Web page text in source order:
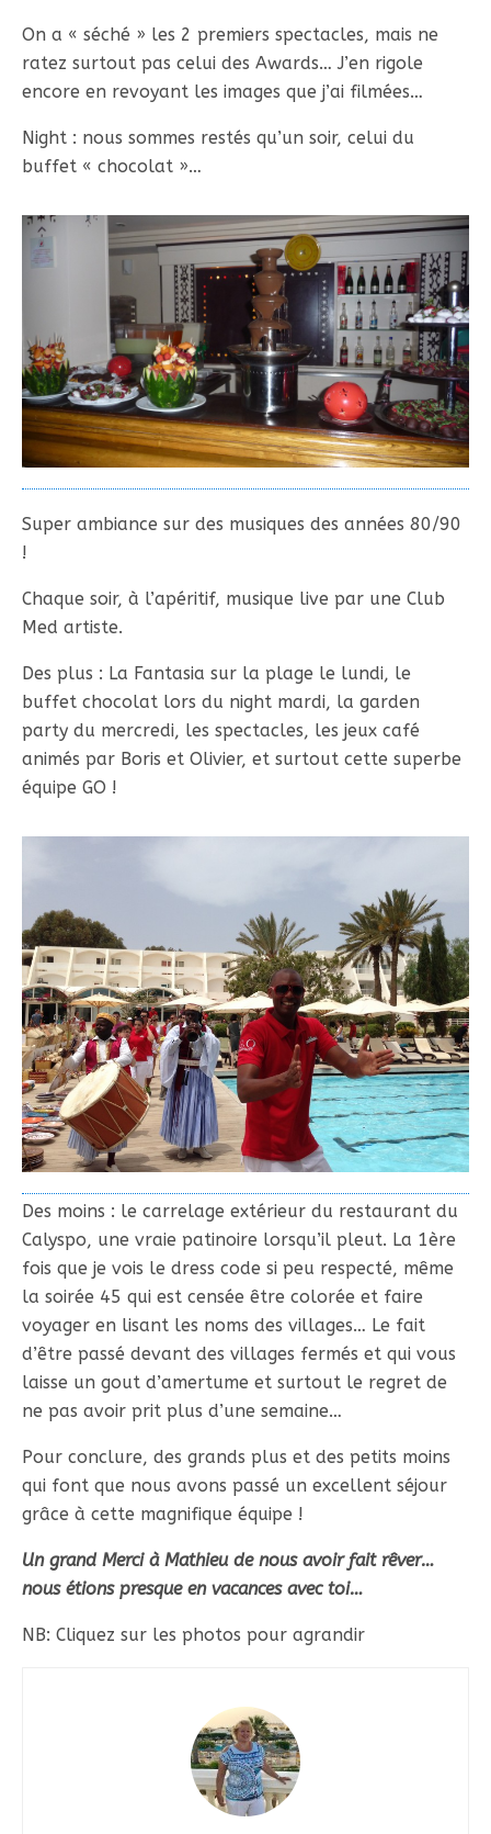
On a « séché » les 2 premiers spectacles, mais ne
ratez surtout pas celui des Awards… J’en rigole
encore en revoyant les images que j’ai filmées…
Night : nous sommes restés qu’un soir, celui du
buffet « chocolat »…
Super ambiance sur des musiques des années 80/90
!
Chaque soir, à l’apéritif, musique live par une Club
Med artiste.
Des plus : La Fantasia sur la plage le lundi, le
buffet chocolat lors du night mardi, la garden
party du mercredi, les spectacles, les jeux café
animés par Boris et Olivier, et surtout cette superbe
équipe GO !
Des moins : le carrelage extérieur du restaurant du
Calyspo, une vraie patinoire lorsqu’il pleut. La 1ère
fois que je vois le dress code si peu respecté, même
la soirée 45 qui est censée être colorée et faire
voyager en lisant les noms des villages… Le fait
d’être passé devant des villages fermés et qui vous
laisse un gout d’amertume et surtout le regret de
ne pas avoir prit plus d’une semaine…
Pour conclure, des grands plus et des petits moins
qui font que nous avons passé un excellent séjour
grâce à cette magnifique équipe !
Un grand Merci à Mathieu de nous avoir fait rêver…
nous étions presque en vacances avec toi…
NB: Cliquez sur les photos pour agrandir